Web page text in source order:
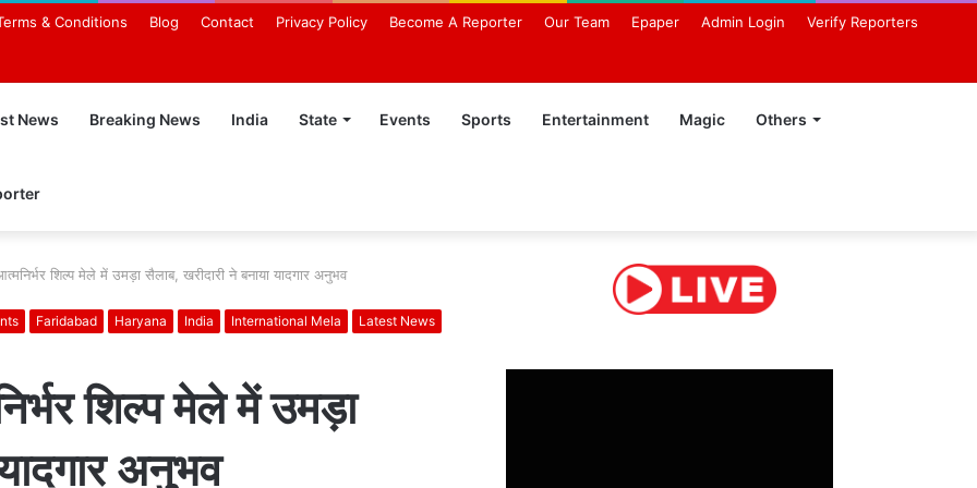
& Conditions Blog Contact Privacy Policy Become A Reporter Our Team Epaper Admin Login Verify Reporters
News Breaking News India State Events Sports Entertainment Magic Others
शिल्प मेले में उमड़ा सैलाब, खरीदारी ने बनाया यादगार अनुभव
Faridabad Haryana India International Mela
Latest News
शिल्प मेले में उमड़ा
अनुभव